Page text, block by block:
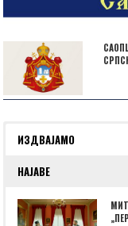
ИЗДВАЈАМО
НАЈАВЕ